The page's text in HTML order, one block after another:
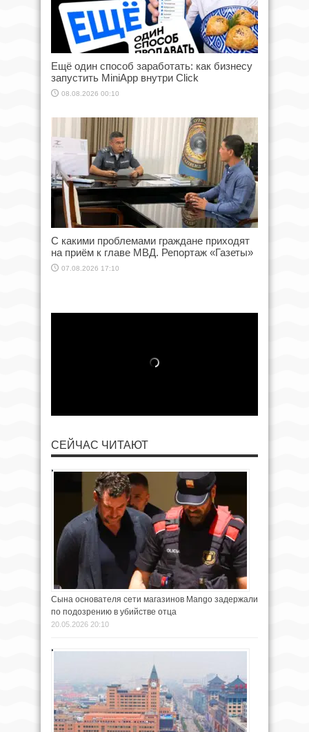
Ещё один способ заработать: как бизнесу
запустить MiniApp внутри Click
08.08.2026 00:10
С какими проблемами граждане приходят
на приём к главе МВД. Репортаж «Газеты»
07.08.2026 17:10
СЕЙЧАС ЧИТАЮТ
Сына основателя сети магазинов Mango задержали
по подозрению в убийстве отца
20.05.2026 20:10